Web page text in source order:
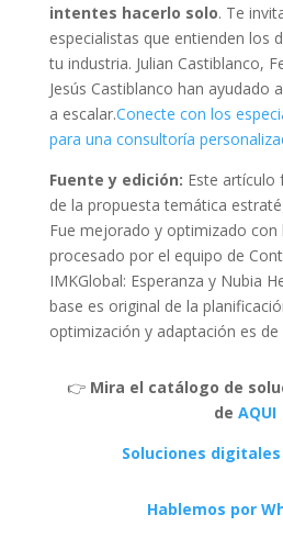
intentes hacerlo solo. Te
especialistas que entienden los
tu industria. Julian Castiblanco,
Jesús Castiblanco han ayudado
a escalar.Conecte con los
para una consultoría
Fuente y edición: Este artículo
de la propuesta temática
Fue mejorado y optimizado con
procesado por el equipo de
IMKGlobal: Esperanza y Nubia
base es original de la
optimización y adaptación es de
👉 Mira el catálogo de
de AQUI
Soluciones
Hablemos por